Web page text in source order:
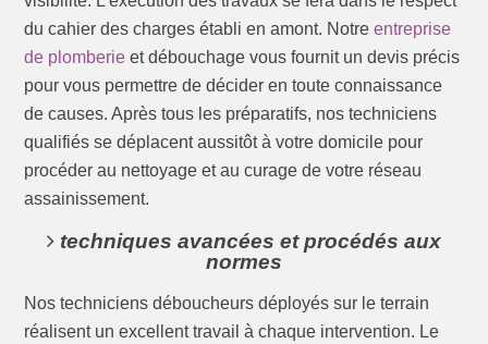
du cahier des charges établi en amont. Notreentreprise
de plomberie et débouchage vous fournit un devis précis
pour vous permettre de décider en toute connaissance
de causes. Après tous les préparatifs, nos techniciens
qualifiés se déplacent aussitôt à votre domicile pour
procéder au nettoyage et au curage de votre réseau
assainissement.
techniques avancées et procédés aux
normes
Nos techniciens déboucheurs déployés sur le terrain
réalisent un excellent travail à chaque intervention. Le